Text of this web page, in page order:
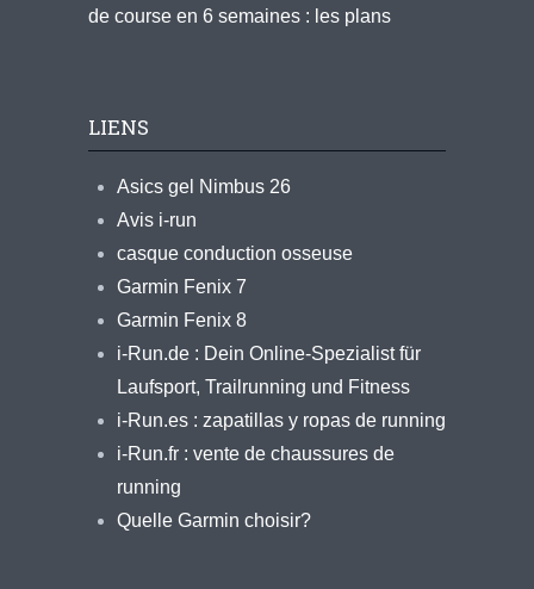
de course en 6 semaines : les plans
LIENS
Asics gel Nimbus 26
Avis i-run
casque conduction osseuse
Garmin Fenix 7
Garmin Fenix 8
i-Run.de : Dein Online-Spezialist für
Laufsport, Trailrunning und Fitness
i-Run.es : zapatillas y ropas de running
i-Run.fr : vente de chaussures de
running
Quelle Garmin choisir?